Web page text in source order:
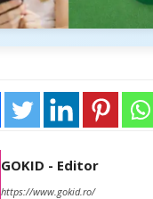
GOKID - Editor
https://www.gokid.ro/